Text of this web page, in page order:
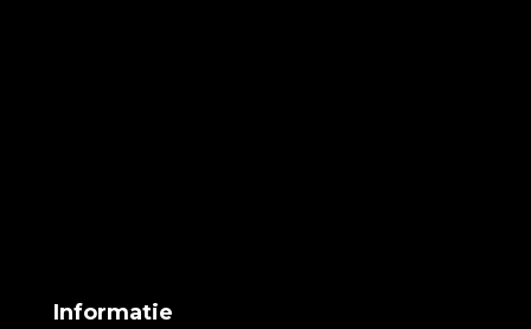
Informatie